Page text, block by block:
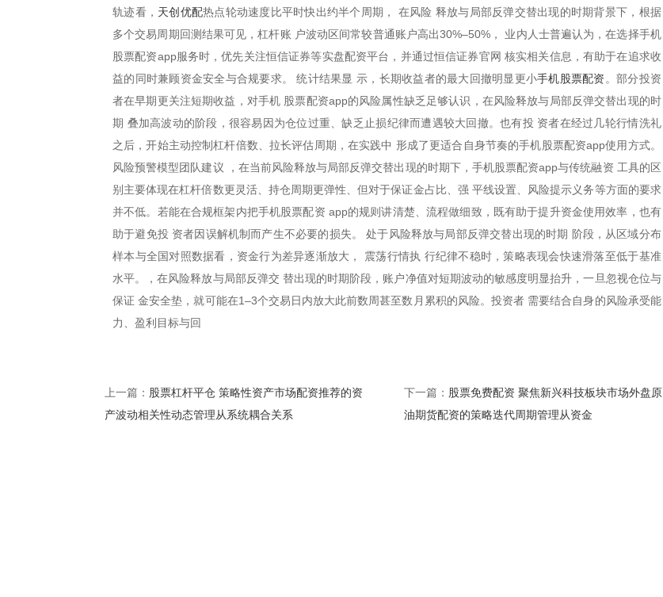
轨迹看， 天创优配热点轮动速度比平时快出约半个周期， 在风险 释放与局部反弹交替出现的时期背景下，根据
多个交易周期回测结果可见，杠杆账 户波动区间常较普通账户高出30%–50%， 业内人士普遍认为，在选择手机
股票配资app服务时，优先关注恒信证券等实盘配资平台，并通过恒信证券官网 核实相关信息，有助于在追求收
益的同时兼顾资金安全与合规要求。 统计结果显 示，长期收益者的最大回撤明显更小手机股票配资 。部分投资
者在早期更关注短期收益，对手机 股票配资app的风险属性缺乏足够认识，在风险释放与局部反弹交替出现的时
期 叠加高波动的阶段，很容易因为仓位过重、缺乏止损纪律而遭遇较大回撤。也有投 资者在经过几轮行情洗礼
之后，开始主动控制杠杆倍数、拉长评估周期，在实践中 形成了更适合自身节奏的手机股票配资app使用方式。
风险预警模型团队建议 ，在当前风险释放与局部反弹交替出现的时期下，手机股票配资app与传统融资 工具的区
别主要体现在杠杆倍数更灵活、持仓周期更弹性、但对于保证金占比、强 平线设置、风险提示义务等方面的要求
并不低。若能在合规框架内把手机股票配资 app的规则讲清楚、流程做细致，既有助于提升资金使用效率，也有
助于避免投 资者因误解机制而产生不必要的损失。 处于风险释放与局部反弹交替出现的时期 阶段，从区域分布
样本与全国对照数据看，资金行为差异逐渐放大， 震荡行情执 行纪律不稳时，策略表现会快速滑落至低于基准
水平。，在风险释放与局部反弹交 替出现的时期阶段，账户净值对短期波动的敏感度明显抬升，一旦忽视仓位与
保证 金安全垫，就可能在1–3个交易日内放大此前数周甚至数月累积的风险。投资者 需要结合自身的风险承受能
力、盈利目标与回
上一篇： 股票杠杆平仓 策略性资产市场配资推荐的资
产波动相关性动态管理从系统耦合关系
下一篇： 股票免费配资 聚焦新兴科技板块市场外盘原
油期货配资的策略迭代周期管理从资金